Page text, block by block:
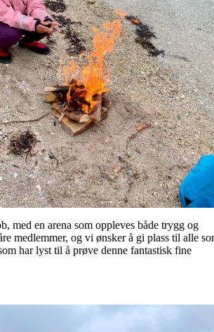
med en arena som oppleves både trygg og
medlemmer, og vi ønsker å gi plass til alle
har lyst til å prøve denne fantastisk fine